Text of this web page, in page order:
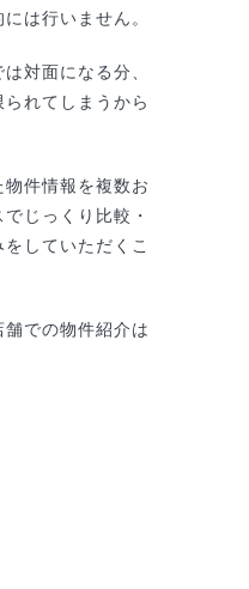
は行いません。
対面になる分、
れてしまうから
件情報を複数お
じっくり比較・
していただくこ
での物件紹介は